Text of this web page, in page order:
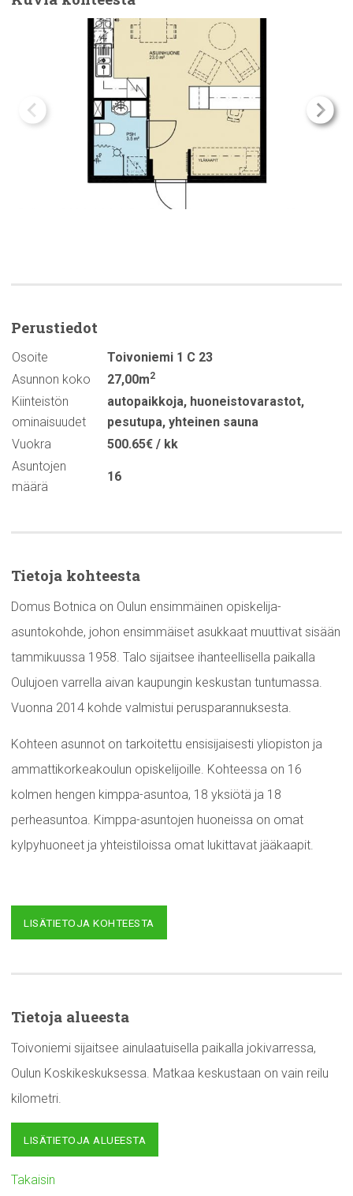
Perustiedot
Osoite
Toivoniemi 1 C 23
Asunnon koko
27,00m2
Kiinteistön
ominaisuudet
autopaikkoja, huoneistovarastot,
pesutupa, yhteinen sauna
Vuokra
500.65€ / kk
Asuntojen
määrä
16
Tietoja kohteesta
Domus Botnica on Oulun ensimmäinen opiskelija-
asuntokohde, johon ensimmäiset asukkaat muuttivat sisään
tammikuussa 1958. Talo sijaitsee ihanteellisella paikalla
Oulujoen varrella aivan kaupungin keskustan tuntumassa.
Vuonna 2014 kohde valmistui perusparannuksesta.
Kohteen asunnot on tarkoitettu ensisijaisesti yliopiston ja
ammattikorkeakoulun opiskelijoille. Kohteessa on 16
kolmen hengen kimppa-asuntoa, 18 yksiötä ja 18
perheasuntoa. Kimppa-asuntojen huoneissa on omat
kylpyhuoneet ja yhteistiloissa omat lukittavat jääkaapit.
LISÄTIETOJA KOHTEESTA
Tietoja alueesta
Toivoniemi sijaitsee ainulaatuisella paikalla jokivarressa,
Oulun Koskikeskuksessa. Matkaa keskustaan on vain reilu
kilometri.
LISÄTIETOJA ALUEESTA
Takaisin